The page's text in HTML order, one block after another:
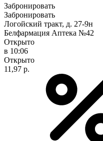
Забронировать
Забронировать
Логойский тракт, д. 27-9н
Белфармация Аптека №42
Открыто
в 10:06
Открыто
11,97 р.